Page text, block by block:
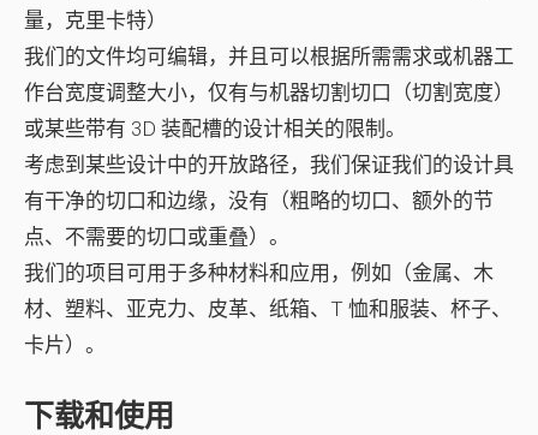
量，克里卡特）
我们的文件均可编辑，并且可以根据所需需求或机器工
作台宽度调整大小，仅有与机器切割切口（切割宽度）
或某些带有 3D 装配槽的设计相关的限制。
考虑到某些设计中的开放路径，我们保证我们的设计具
有干净的切口和边缘，没有（粗略的切口、额外的节
点、不需要的切口或重叠）。
我们的项目可用于多种材料和应用，例如（金属、木
材、塑料、亚克力、皮革、纸箱、T 恤和服装、杯子、
卡片）。
下载和使用